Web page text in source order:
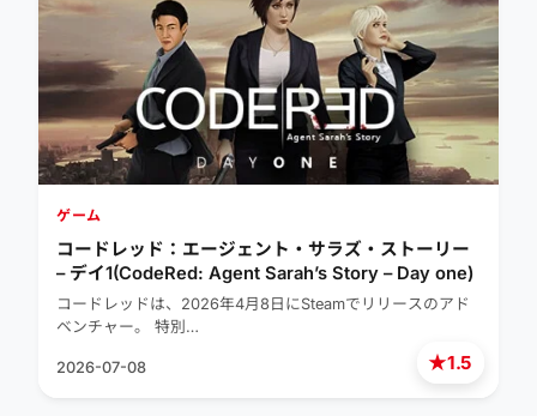
★1.5
ゲーム
コードレッド：エージェント・サラズ・ストーリー
– デイ1(CodeRed: Agent Sarah’s Story – Day one)
コードレッドは、2026年4月8日にSteamでリリースのアド
ベンチャー。 特別…
2026-07-08